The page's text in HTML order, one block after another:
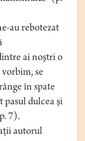
au rebotezat
ai noştri o
se
în spate
pasul dulcea şi
7).
autorul